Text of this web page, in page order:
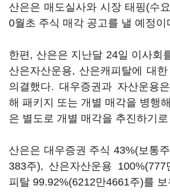
산은은 매도실사와 시장 태핑(수
0월초 주식 매각 공고를 낼 예정이
한편, 산은은 지난달 24일 이사회
산은자산운용, 산은캐피탈에 대
의결했다. 대우증권과 자산운용
해 패키지 또는 개별 매각을 병행
은 별도로 개별 매각을 추진하기
산은은 대우증권 주식 43%(보통
383주), 산은자산운용 100%(777
피탈 99.92%(6212만4661주)를